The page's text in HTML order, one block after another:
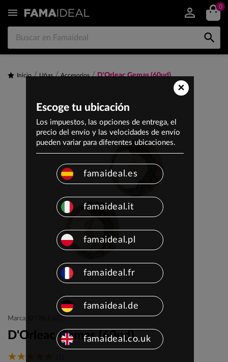
 0

Inicio Uñas Accesorios D'Orleac Gemas (60ud)
Marca: D'ORLEAC
D'Orleac Gemas (60ud)
×
Escoge tu ubicación
Los impuestos, las opciones de entrega, el
precio del envío y las velocidades de envío
pueden variar para diferentes ubicaciones.
famaideal.es
famaideal.it
famaideal.pl
famaideal.fr
famaideal.de
famaideal.co.uk